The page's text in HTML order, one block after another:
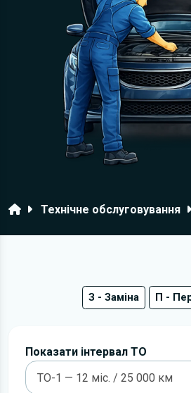
ГоловнаТехнічне обслуговування
З - Заміна П -
Показати інтервал ТО
ТО-1 — 12 міс. / 25 000 км